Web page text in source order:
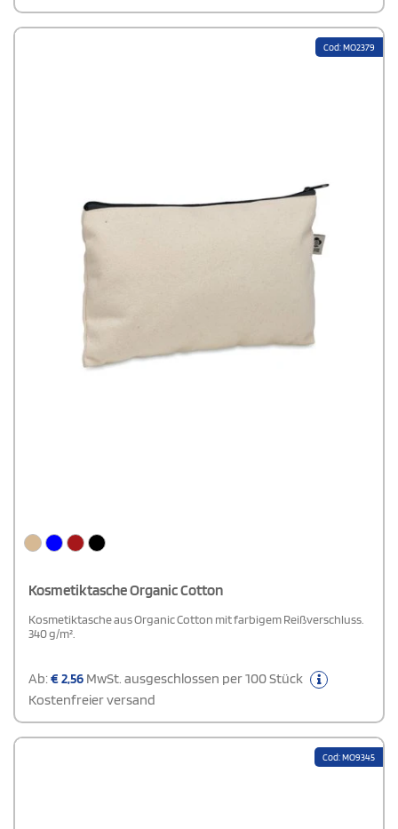
Cod: MO2379
Kosmetiktasche Organic Cotton
Kosmetiktasche aus Organic Cotton mit farbigem Reißverschluss.
340 g/m².
Ab:€2,56 MwSt. ausgeschlossen per 100 Stück
Kostenfreier versand
Cod: MO9345